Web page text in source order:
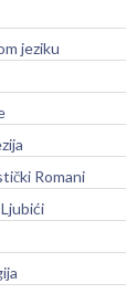
jeziku
Romani